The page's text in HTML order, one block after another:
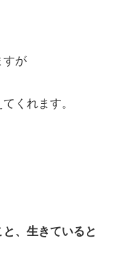
すが
くれます。
、生きていると